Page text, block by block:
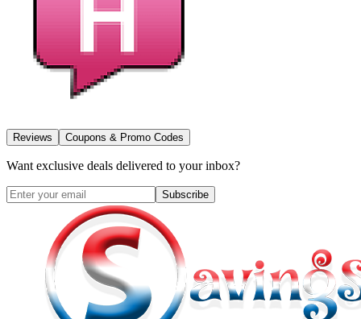
Reviews Coupons & Promo Codes
Want exclusive deals delivered to your inbox?
Subscribe